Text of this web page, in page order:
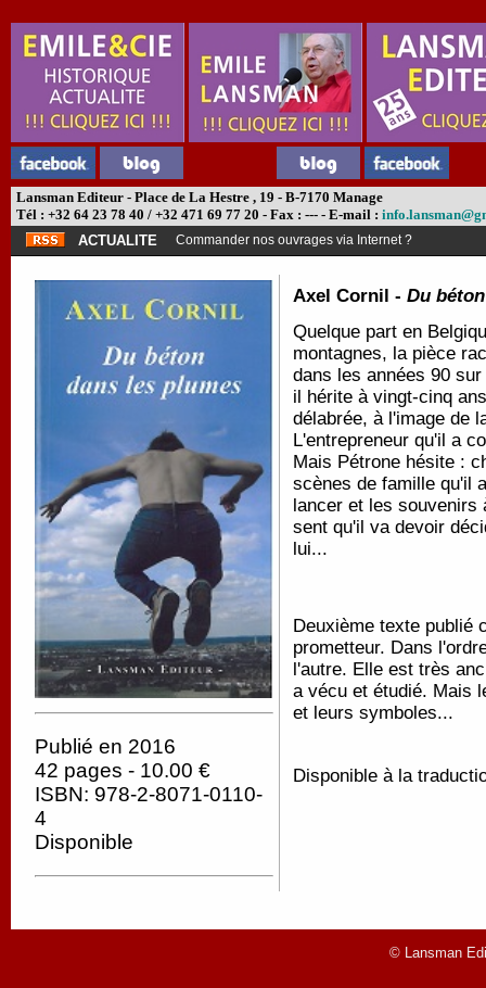
Lansman Editeur - Place de La Hestre , 19 - B-7170 Manage
Tél : +32 64 23 78 40 / +32 471 69 77 20 - Fax : --- - E-mail :
ACTUALITE
Commander nos ouvrages via Internet ?
Publié en 2016
42 pages - 10.00 €
ISBN: 978-2-8071-0110-
4
Disponible
Axel Cornil - Du
Quelque part en
montagnes, la pièce
dans les années 90
il hérite à vingt-cinq
délabrée, à l'image de
L'entrepreneur qu'il a
Mais Pétrone hésite :
scènes de famille qu'il
lancer et les
sent qu'il va devoir
lui...
Deuxième texte publié
prometteur. Dans
l'autre. Elle est très
a vécu et étudié. Mais
et leurs symboles...
Disponible à la
© Lansman